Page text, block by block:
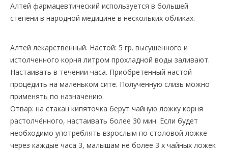
Алтей фармацевтический используется в большей
степени в народной медицине в нескольких обликах.
Алтей лекарственный. Настой: 5 гр. высушенного и
истолченного корня литром прохладной воды заливают.
Настаивать в течении часа. Приобретенный настой
процедить на маленьком сите. Полученную слизь можно
применять по назначению.
Отвар: на стакан кипяточка берут чайную ложку корня
растолчённого, настаивать более 30 мин. Если будет
необходимо употреблять взрослым по столовой ложке
через каждые часа 3, малышам не более 3 х чайных ложек